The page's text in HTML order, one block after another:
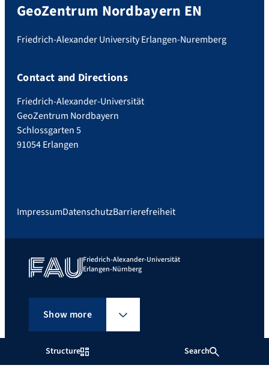
Structure Search
GeoZentrum Nordbayern EN
Friedrich-Alexander University Erlangen-Nuremberg
Contact and Directions
Friedrich-Alexander-Universität
GeoZentrum Nordbayern
Schlossgarten 5
91054 Erlangen
ImpressumDatenschutzBarrierefreiheit
Friedrich-Alexander-Universität
Erlangen-Nürnberg
Show more